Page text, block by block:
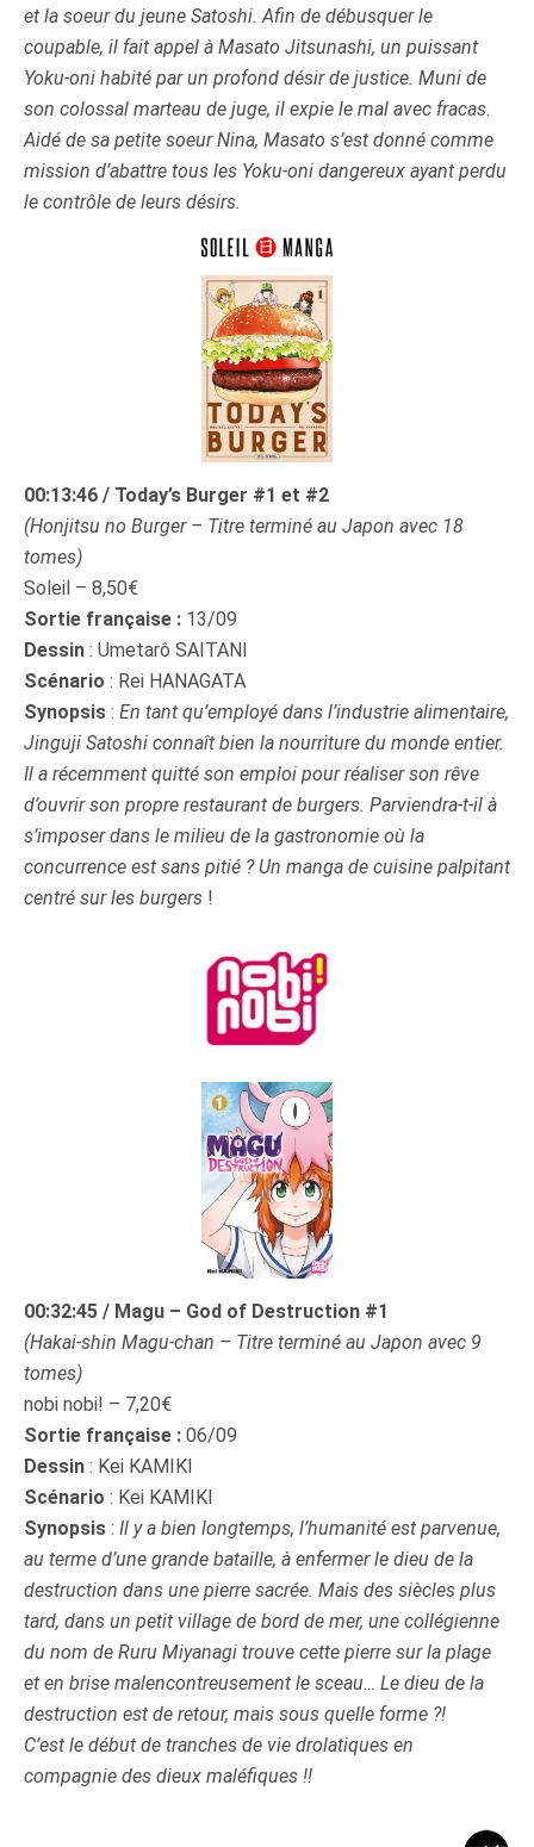
et la soeur du jeune Satoshi. Afin de débusquer le
coupable, il fait appel à Masato Jitsunashi, un puissant
Yoku-oni habité par un profond désir de justice. Muni de
son colossal marteau de juge, il expie le mal avec fracas.
Aidé de sa petite soeur Nina, Masato s’est donné comme
mission d’abattre tous les Yoku-oni dangereux ayant perdu
le contrôle de leurs désirs.
00:13:46 / Today’s Burger #1 et #2
(Honjitsu no Burger – Titre terminé au Japon avec 18
tomes)
Soleil – 8,50€
Sortie française : 13/09
Dessin : Umetarô SAITANI
Scénario : Rei HANAGATA
Synopsis : En tant qu’employé dans l’industrie alimentaire,
Jinguji Satoshi connaît bien la nourriture du monde entier.
Il a récemment quitté son emploi pour réaliser son rêve
d’ouvrir son propre restaurant de burgers. Parviendra-t-il à
s’imposer dans le milieu de la gastronomie où la
concurrence est sans pitié ? Un manga de cuisine palpitant
centré sur les burgers !
00:32:45 / Magu – God of Destruction #1
(Hakai-shin Magu-chan – Titre terminé au Japon avec 9
tomes)
nobi nobi! – 7,20€
Sortie française : 06/09
Dessin : Kei KAMIKI
Scénario : Kei KAMIKI
Synopsis : Il y a bien longtemps, l’humanité est parvenue,
au terme d’une grande bataille, à enfermer le dieu de la
destruction dans une pierre sacrée. Mais des siècles plus
tard, dans un petit village de bord de mer, une collégienne
du nom de Ruru Miyanagi trouve cette pierre sur la plage
et en brise malencontreusement le sceau… Le dieu de la
destruction est de retour, mais sous quelle forme ?!
C’est le début de tranches de vie drolatiques en
compagnie des dieux maléfiques !!